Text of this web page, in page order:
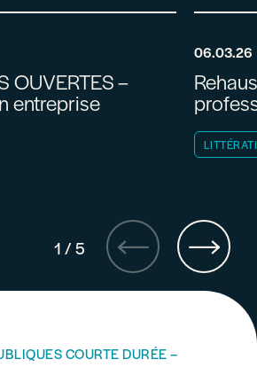
OUVERTES –
entreprise
06.03.26
1 /5
COURTE DURÉE –